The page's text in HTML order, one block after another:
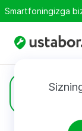
Maxsus